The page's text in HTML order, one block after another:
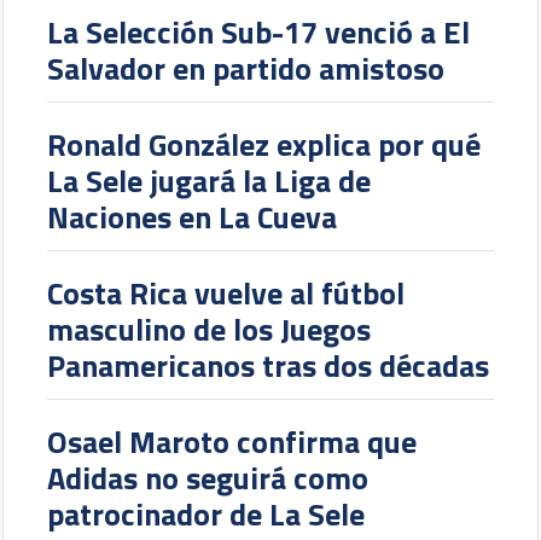
La Selección Sub-17 venció a El
Salvador en partido amistoso
Ronald González explica por qué
La Sele jugará la Liga de
Naciones en La Cueva
Costa Rica vuelve al fútbol
masculino de los Juegos
Panamericanos tras dos décadas
Osael Maroto confirma que
Adidas no seguirá como
patrocinador de La Sele